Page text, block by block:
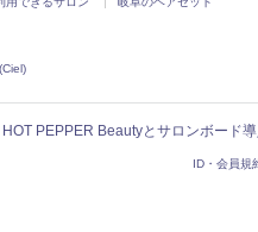
2019年2月分（53）
2019年1月分（49）
HOT PEPPER Beautyとサロンボード
ID・会員規